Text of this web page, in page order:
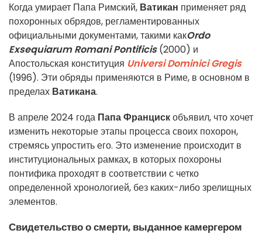
Когда умирает Папа Римский, Ватикан применяет ряд
похоронных обрядов, регламентированных
официальными документами, такими какOrdo
Exsequiarum Romani Pontificis(2000) и
Апостольская конституция Universi Dominici Gregis
(1996). Эти обряды применяются в Риме, в основном в
пределах Ватикана.
В апреле 2024 года Папа Францискобъявил, что хочет
изменить некоторые этапы процесса своих похорон,
стремясь упростить его. Это изменение происходит в
институциональных рамках, в которых похороны
понтифика проходят в соответствии с четко
определенной хронологией, без каких-либо зрелищных
элементов.
Свидетельство о смерти, выданное камергером